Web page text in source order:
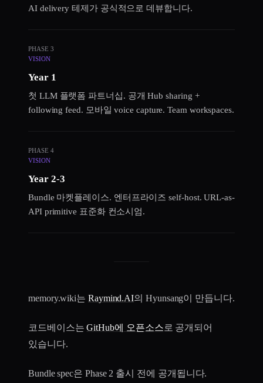
AI delivery 테제가 공식적으로 데뷰합니다.
PHASE 3
VISION
Year 1
첫 LLM 플랫폼 파트너십. 공개 Hub sharing +
following feed. 모바일 voice capture. Team workspaces.
PHASE 4
VISION
Year 2-3
Bundle 마켓플레이스. 엔터프라이즈 self-host. URL-as-
API primitive 표준화 컨소시엄.
memory.wiki는 Raymind.AI의 Hyunsang이 만듭니다.
코드베이스는GitHub에 오픈소스 로 공개되어
있습니다.
Bundle spec은 Phase 2 출시 전에 공개됩니다.